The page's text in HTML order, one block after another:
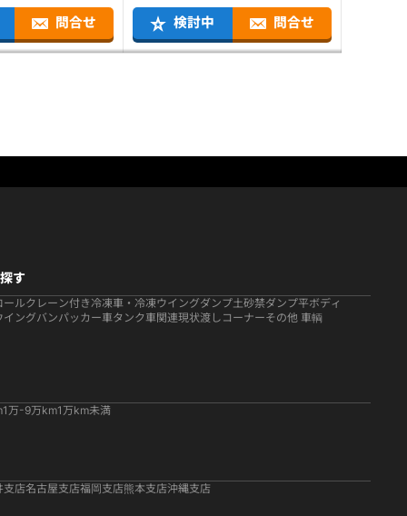
問合せ 検討中 問合せ
す
ールクレーン付き 冷凍車・冷凍ウイングダンプ土砂禁ダンプ平ボディ
イングバンパッカー車タンク車関連現状渡しコーナーその他 車輌
1万-9万km1万km未満
支店名古屋支店福岡支店熊本支店沖縄支店